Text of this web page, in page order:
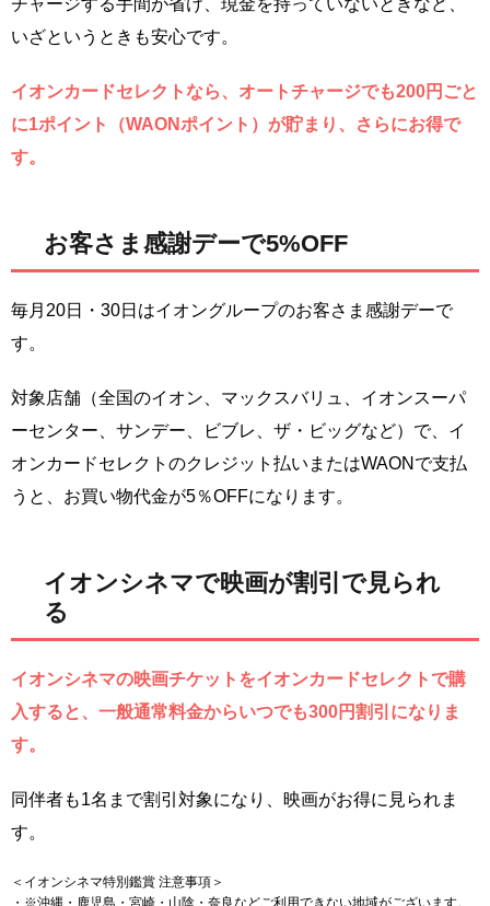
いざというときも安心です。
イオンカードセレクトなら、オートチャージでも200円ごと
に1ポイント（WAONポイント）が貯まり、さらにお得で
す。
お客さま感謝デーで5%OFF
毎月20日・30日はイオングループのお客さま感謝デーで
す。
対象店舗（全国のイオン、マックスバリュ、イオンスーパ
ーセンター、サンデー、ビブレ、ザ・ビッグなど）で、イ
オンカードセレクトのクレジット払いまたはWAONで支払
うと、お買い物代金が5％OFFになります。
イオンシネマで映画が割引で見られ
る
イオンシネマの映画チケットをイオンカードセレクトで購
入すると、一般通常料金からいつでも300円割引になりま
す。
同伴者も1名まで割引対象になり、映画がお得に見られま
す。
＜イオンシネマ特別鑑賞 注意事項＞
・※沖縄・鹿児島・宮崎・山陰・奈良などご利用できない地域がございます。